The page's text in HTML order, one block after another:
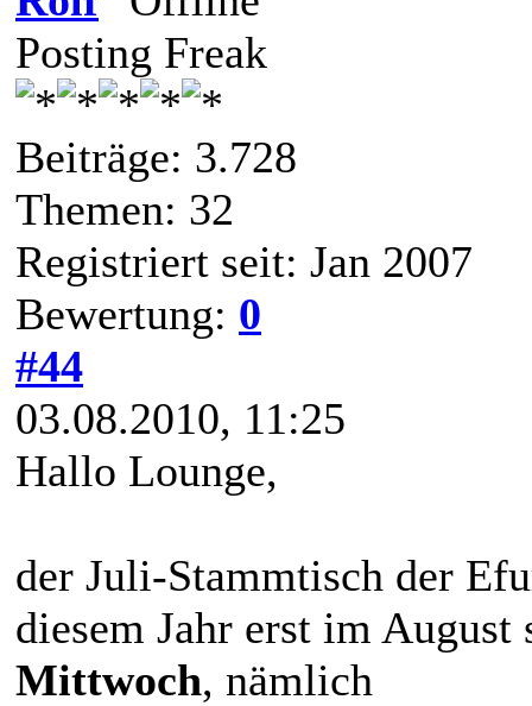
Posting Freak
Beiträge: 3.728
Themen: 32
Registriert seit: Jan 2007
Bewertung: 0
#44
03.08.2010, 11:25
Hallo Lounge,
der Juli-Stammtisch der
diesem Jahr erst im
Mittwoch, nämlich